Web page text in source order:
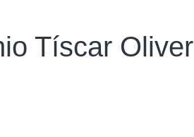
Tíscar Oliver